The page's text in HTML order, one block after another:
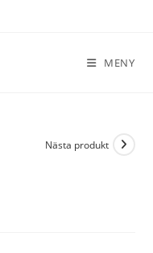
MENY
Nästa produkt